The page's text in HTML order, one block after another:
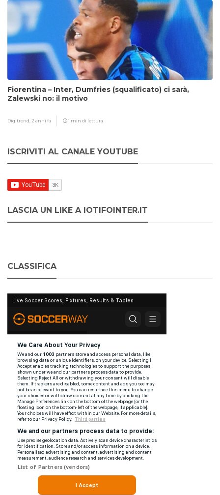
Fiorentina – Inter, Dumfries (squalificato) ci sarà,
Zalewski no: il motivo
Digitrend, 2 anni fa 1 min di lettura
ISCRIVITI AL CANALE YOUTUBE
LASCIA UN LIKE A IOTIFOINTER.IT
CLASSIFICA